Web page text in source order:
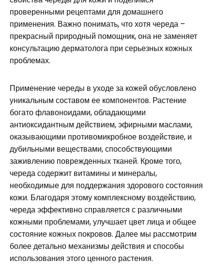
проверенными рецептами для домашнего
применения. Важно понимать, что хотя череда –
прекрасный природный помощник, она не заменяет
консультацию дерматолога при серьезных кожных
проблемах.
Применение череды в уходе за кожей обусловлено
уникальным составом ее компонентов. Растение
богато флавоноидами, обладающими
антиоксидантным действием, эфирными маслами,
оказывающими противомикробное воздействие, и
дубильными веществами, способствующими
заживлению поврежденных тканей. Кроме того,
череда содержит витамины и минералы,
необходимые для поддержания здорового состояния
кожи. Благодаря этому комплексному воздействию,
череда эффективно справляется с различными
кожными проблемами, улучшает цвет лица и общее
состояние кожных покровов. Далее мы рассмотрим
более детально механизмы действия и способы
использования этого ценного растения.